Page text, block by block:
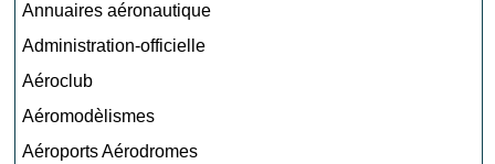
Annuaires aéronautique
Administration-officielle
Aéroclub
Aéromodèlismes
Aéroports Aérodromes